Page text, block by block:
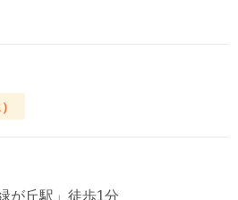
が丘駅」徒歩1分